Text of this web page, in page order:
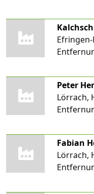
Peter
Lörrach,
Fabian
Lörrach,